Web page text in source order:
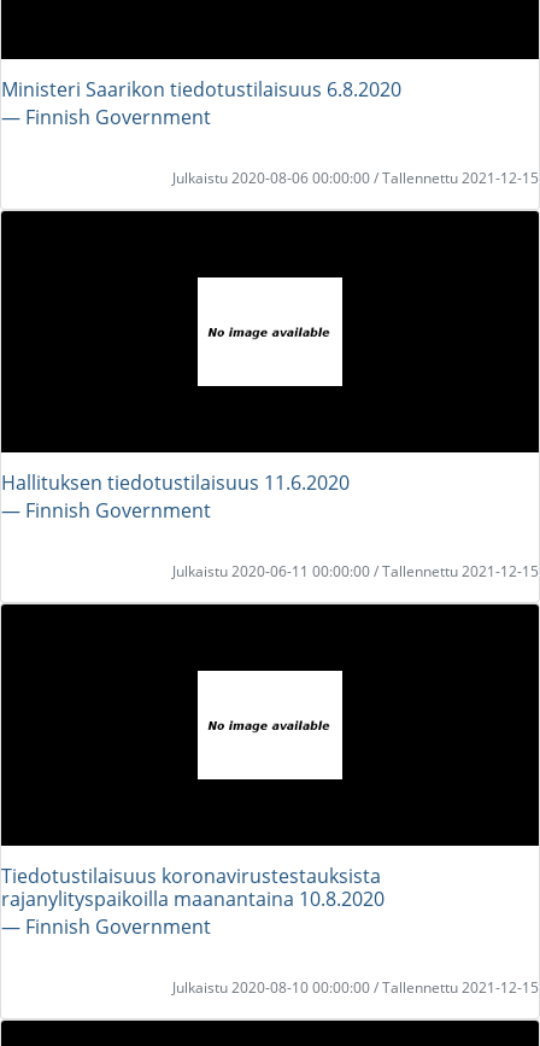
Ministeri Saarikon tiedotustilaisuus 6.8.2020
― Finnish Government
Julkaistu 2020-08-06 00:00:00 / Tallennettu 2021-12-15
Hallituksen tiedotustilaisuus 11.6.2020
― Finnish Government
Julkaistu 2020-06-11 00:00:00 / Tallennettu 2021-12-15
Tiedotustilaisuus koronavirustestauksista
rajanylityspaikoilla maanantaina 10.8.2020
― Finnish Government
Julkaistu 2020-08-10 00:00:00 / Tallennettu 2021-12-15